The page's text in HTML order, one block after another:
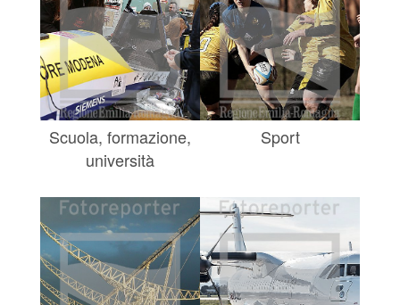
Scuola, formazione,
università
Sport